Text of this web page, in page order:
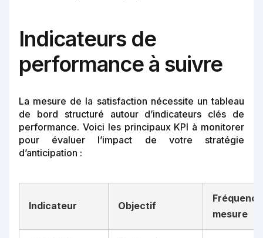
Indicateurs de
performance à suivre
La mesure de la satisfaction nécessite un tableau
de bord structuré autour d’indicateurs clés de
performance. Voici les principaux KPI à monitorer
pour évaluer l’impact de votre stratégie
d’anticipation :
Indicateur Objectif
mesure